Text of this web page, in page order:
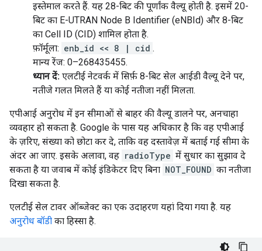
इस्तेमाल करते हैं. यह 28-बिट की पूर्णांक वैल्यू होती है. इसमें 20-
बिट का E-UTRAN Node B Identifier (eNBId) और 8-बिट
का Cell ID (CID) शामिल होता है.
फ़ॉर्मूला: enb_id << 8 | cid .
मान्य रेंज: 0–268435455.
ध्यान दें: एलटीई नेटवर्क में सिर्फ़ 8-बिट सेल आईडी वैल्यू देने पर,
नतीजे गलत मिलते हैं या कोई नतीजा नहीं मिलता.
एपीआई अनुरोध में इन सीमाओं से बाहर की वैल्यू डालने पर, अनचाहा
व्यवहार हो सकता है. Google के पास यह अधिकार है कि वह एपीआई
के ज़रिए, संख्या को छोटा कर दे, ताकि वह दस्तावेज़ में बताई गई सीमा के
अंदर आ जाए. इसके अलावा, वह radioType में सुधार का सुझाव दे
सकता है या जवाब में कोई इंडिकेटर दिए बिना NOT_FOUND का नतीजा
दिखा सकता है.
एलटीई सेल टावर ऑब्जेक्ट का एक उदाहरण यहां दिया गया है. यह
अनुरोध बॉडी का हिस्सा है.